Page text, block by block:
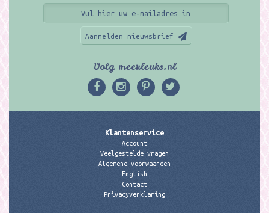
Aanmelden nieuwsbrief
Volg meerleuks.nl
Klantenservice
Account
Veelgestelde vragen
Algemene voorwaarden
English
Contact
Privacyverklaring